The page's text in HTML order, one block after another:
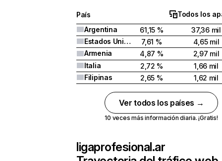
País
Todos los
Argentina
61,15 %
37,36 mil
Estados Unidos
7,61 %
4,65 mil
Armenia
4,87 %
2,97 mil
Italia
2,72 %
1,66 mil
Filipinas
2,65 % 1,62 mil
Ver todos los países →
10 veces más información diaria. ¡Gratis!
ligaprofesional.ar